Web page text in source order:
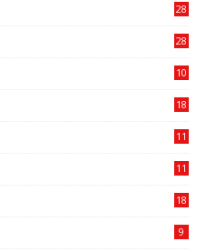
28
28
10
18
11
11
18
9